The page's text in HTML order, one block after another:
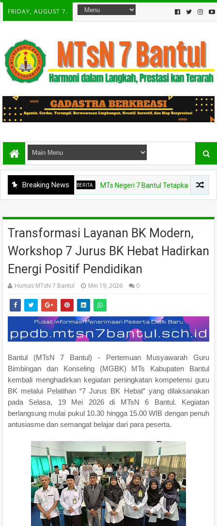
FRIDAY, AUGUST 7.
Breaking News
BERITA MTs Negeri 7 Bantul Tetapkan Tiga Agen
Transformasi Layanan BK Modern,
Workshop 7 Jurus BK Hebat Hadirkan
Energi Positif Pendidikan
Humas MTsN 7 Bantul Mei 19, 2026 0
Bantul (MTsN 7 Bantul) - Pertemuan Musyawarah Guru
Bimbingan dan Konseling (MGBK) MTs Kabupaten Bantul
kembali menghadirkan kegiatan peningkatan kompetensi guru
BK melalui Pelatihan “7 Jurus BK Hebat” yang dilaksanakan
pada Selasa, 19 Mei 2026 di MTsN 6 Bantul. Kegiatan
berlangsung mulai pukul 10.30 hingga 15.00 WIB dengan penuh
antusiasme dan semangat belajar dari para peserta.